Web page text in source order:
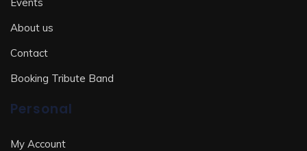
About us
Contact
Booking Tribute Band
Personal
My Account